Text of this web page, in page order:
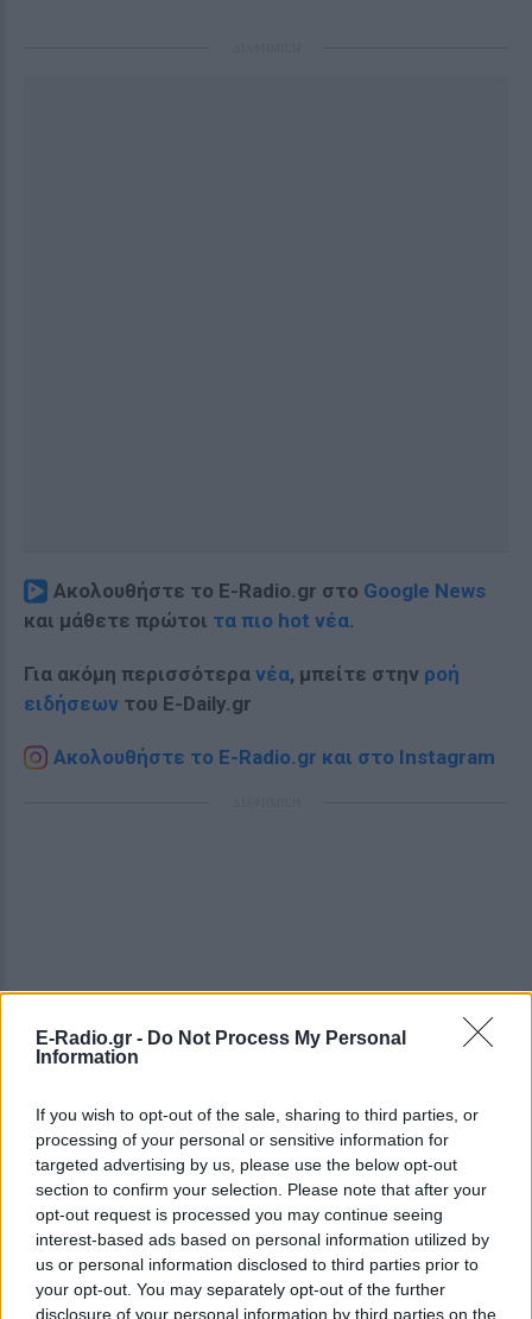
E-Radio.gr - Do Not Process My Personal
Information
If you wish to opt-out of the sale, sharing to third parties, or
processing of your personal or sensitive information for
targeted advertising by us, please use the below opt-out
section to confirm your selection. Please note that after your
opt-out request is processed you may continue seeing
interest-based ads based on personal information utilized by
us or personal information disclosed to third parties prior to
your opt-out. You may separately opt-out of the further
disclosure of your personal information by third parties on the
Ακολουθήστε το E-Radio.gr στο Google News
και μάθετε πρώτοι τα πιο hot νέα.
Για ακόμη περισσότερα νέα, μπείτε στην ροή
ειδήσεων του E-Daily.gr
Ακολουθήστε το E-Radio.gr και στο Instagram